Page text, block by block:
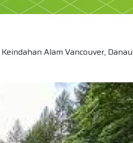
Alam Vancouver,